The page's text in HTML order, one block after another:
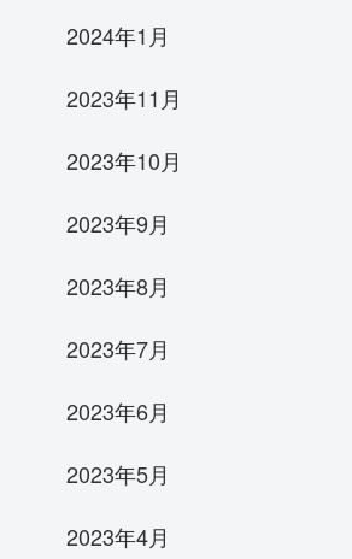
2024年1月
2023年11月
2023年10月
2023年9月
2023年8月
2023年7月
2023年6月
2023年5月
2023年4月